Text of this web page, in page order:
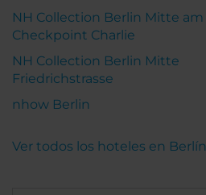
NH Collection Berlin Mitte am
Checkpoint Charlie
NH Collection Berlin Mitte
Friedrichstrasse
nhow Berlin
Ver todos los hoteles en Berlín